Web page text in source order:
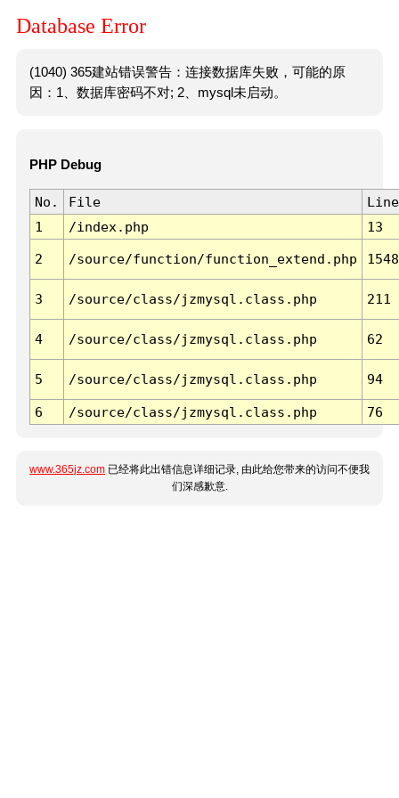
Database Error
(1040) 365建站错误警告：连接数据库失败，可能的原
因：1、数据库密码不对; 2、mysql未启动。
PHP Debug
No. File
Line
1
/index.php 13
2 /source/function/function_extend.php 1548
3 /source/class/jzmysql.class.php 211
4 /source/class/jzmysql.class.php 62
5 /source/class/jzmysql.class.php 94
6 /source/class/jzmysql.class.php 76
www.365jz.com 已经将此出错信息详细记录, 由此给您带来的访问不便我
们深感歉意.